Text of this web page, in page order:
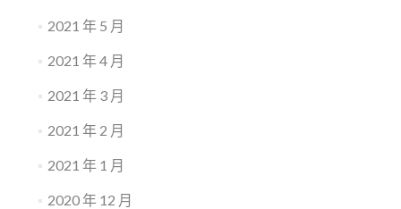
2021 年 5 月
2021 年 4 月
2021 年 3 月
2021 年 2 月
2021 年 1 月
2020 年 12 月